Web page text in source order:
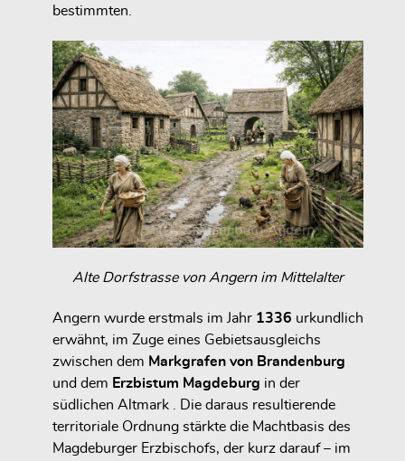
bestimmten.
Alte Dorfstrasse von Angern im Mittelalter
Angern wurde erstmals im Jahr 1336 urkundlich
erwähnt, im Zuge eines Gebietsausgleichs
zwischen dem Markgrafen von Brandenburg
und dem Erzbistum Magdeburg in der
südlichen Altmark . Die daraus resultierende
territoriale Ordnung stärkte die Machtbasis des
Magdeburger Erzbischofs, der kurz darauf – im